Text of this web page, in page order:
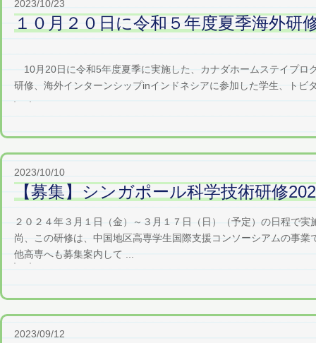
2023/10/23
１０月２０日に令和５年度夏季海外研
10月20日に令和5年度夏季に実施した、カナダホームステイプロ
研修、海外インターンシップinインドネシアに参加した学生、トビ
2023/10/10
【募集】シンガポール科学技術研修
２０２４年３月１日（金）～３月１７日（日）（予定）の日程で
尚、この研修は、中国地区高専学生国際支援コンソーシアムの事業
他高専へも募集案内して ...
2023/09/12